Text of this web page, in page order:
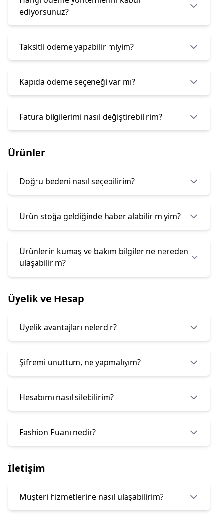
ediyorsunuz?
Taksitli ödeme yapabilir miyim?
Kapıda ödeme seçeneği var mı?
Fatura bilgilerimi nasıl değiştirebilirim?
Ürünler
Doğru bedeni nasıl seçebilirim?
Ürün stoğa geldiğinde haber alabilir miyim?
Ürünlerin kumaş ve bakım bilgilerine nereden
ulaşabilirim?
Üyelik ve Hesap
Üyelik avantajları nelerdir?
Şifremi unuttum, ne yapmalıyım?
Hesabımı nasıl silebilirim?
Fashion Puanı nedir?
İletişim
Müşteri hizmetlerine nasıl ulaşabilirim?